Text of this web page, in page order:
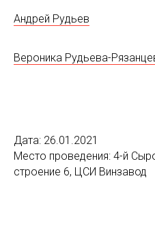
Андрей Рудьев
Вероника Рудьева-
Дата: 26.01.2021
Место проведения: 4-й
строение 6, ЦСИ Винзавод